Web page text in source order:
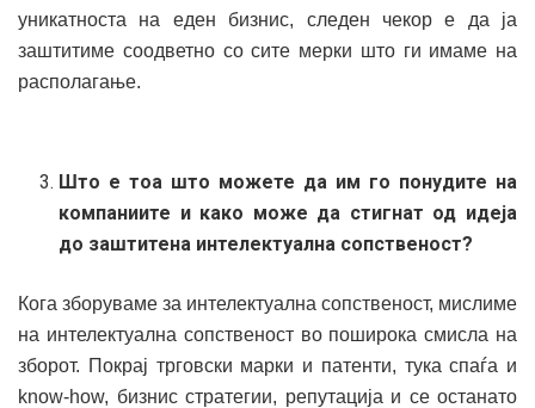
уникатноста на еден бизнис, следен чекор е да ја
заштитиме соодветно со сите мерки што ги имаме на
располагање.
Што е тоа што можете да им го понудите на
компаниите и како може да стигнат од идеја
до заштитена интелектуална сопственост?
Кога зборуваме за интелектуална сопственост, мислиме
на интелектуална сопственост во поширока смисла на
зборот. Покрај трговски марки и патенти, тука спаѓа и
know-how, бизнис стратегии, репутација и се останато